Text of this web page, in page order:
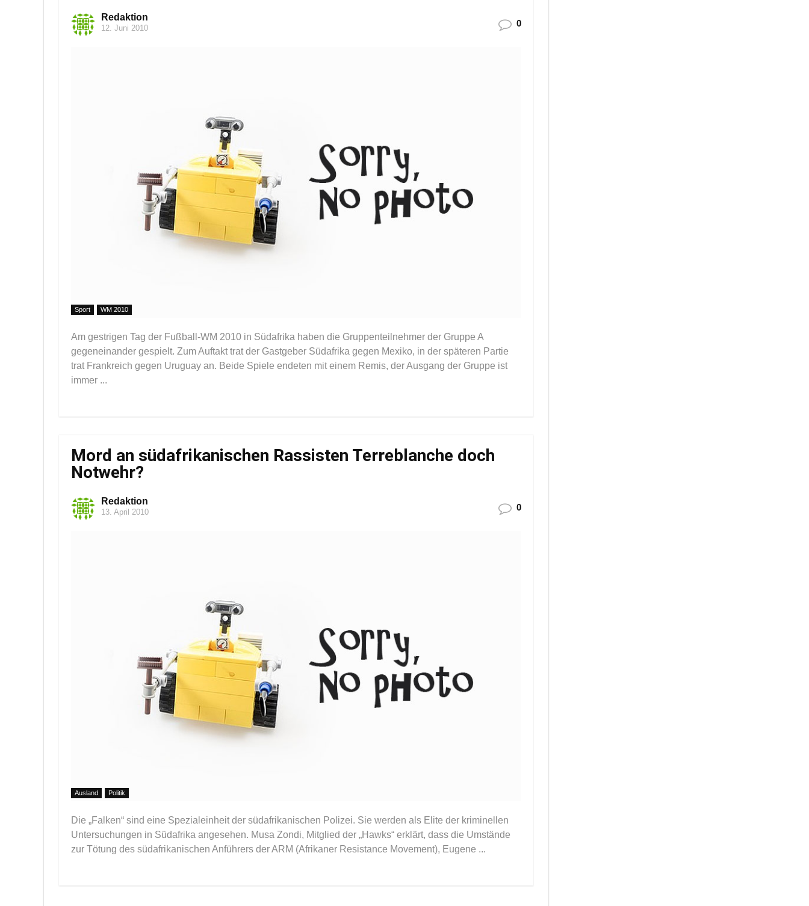
Redaktion
12. Juni 2010 0
Sport WM 2010
Am gestrigen Tag der Fußball-WM 2010 in Südafrika haben die Gruppenteilnehmer der Gruppe A
gegeneinander gespielt. Zum Auftakt trat der Gastgeber Südafrika gegen Mexiko, in der späteren Partie
trat Frankreich gegen Uruguay an. Beide Spiele endeten mit einem Remis, der Ausgang der Gruppe ist
immer ...
Mord an südafrikanischen Rassisten Terreblanche doch
Notwehr?
Redaktion
13. April 2010 0
Ausland Politik
Die „Falken“ sind eine Spezialeinheit der südafrikanischen Polizei. Sie werden als Elite der kriminellen
Untersuchungen in Südafrika angesehen. Musa Zondi, Mitglied der „Hawks“ erklärt, dass die Umstände
zur Tötung des südafrikanischen Anführers der ARM (Afrikaner Resistance Movement), Eugene ...